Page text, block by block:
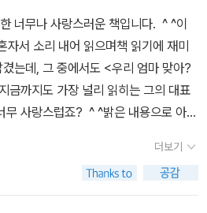
가 알을 뚫고 나왔네요. 그런데 엄마
가 아직 날 줄을 몰라서 둥지밖에 나섰
다행히 흥부전의 제비마냥 다리가 부
나 걷기 시작합니다. 아기새는 아직 날
아서 엄마 얼굴을 모르는 아기 새는 혼
래서 엄마 곁을 지나가도 엄마인줄 모
들을 만나 자기 엄마냐고 묻습니다. '고
이 많이 읽은 공룡 그림책 있잖아요?
너무나 사랑스러운 책입니다. ^ ^이
자서 소리 내어 읽으며책 읽기에 재미
는데, 그 중에서도 <우리 엄마 맞아?
금까지도 가장 널리 읽히는 그의 대표
사랑스럽죠? ^ ^밝은 내용으로 아이
기가 시작되어요.알이 태어날 조짐을
어나면 배가 고플까봐 얼른먹이를 구
가 잠깐 자리를 비운 사이에 알이 움
더보기